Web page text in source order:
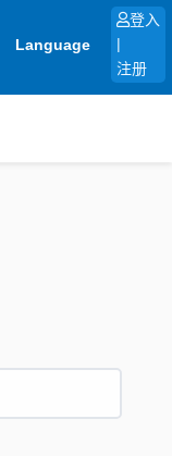
Language
登入
注册